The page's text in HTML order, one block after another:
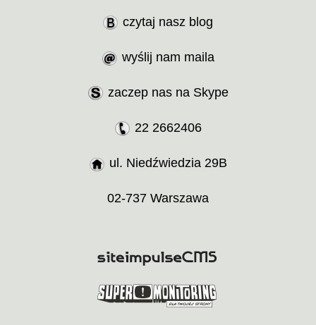
czytaj nasz blog
wyślij nam maila
zaczep nas na Skype
22 2662406
ul. Niedźwiedzia 29B
02-737 Warszawa